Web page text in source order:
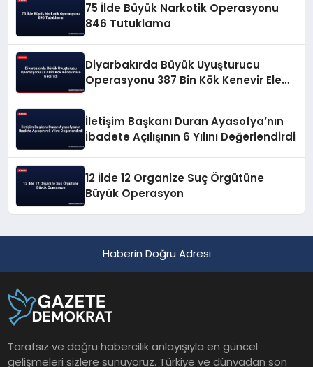
75 İlde Büyük Narkotik Operasyonu
846 Tutuklama
Diyarbakırda Büyük Uyuşturucu
Operasyonu 387 Bin Kök Kenevir Ele
İletişim Başkanı Duran Ayasofya’nın
İbadete Açılışının 6 Yılını Değerlendirdi
12 İlde 12 Organize Suç Örgütüne
Büyük Operasyon
Haberin Doğru Adresi
Tarafsız ve doğru habercilik anlayışıyla en güncel
gelişmeleri sizlere sunuyoruz. Türkiye ve dünyadan son